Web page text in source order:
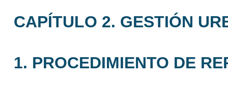
CAPÍTULO 2. GESTIÓN
1. PROCEDIMIENTO DE